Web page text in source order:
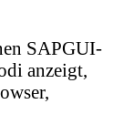
SAPGUI-
anzeigt,